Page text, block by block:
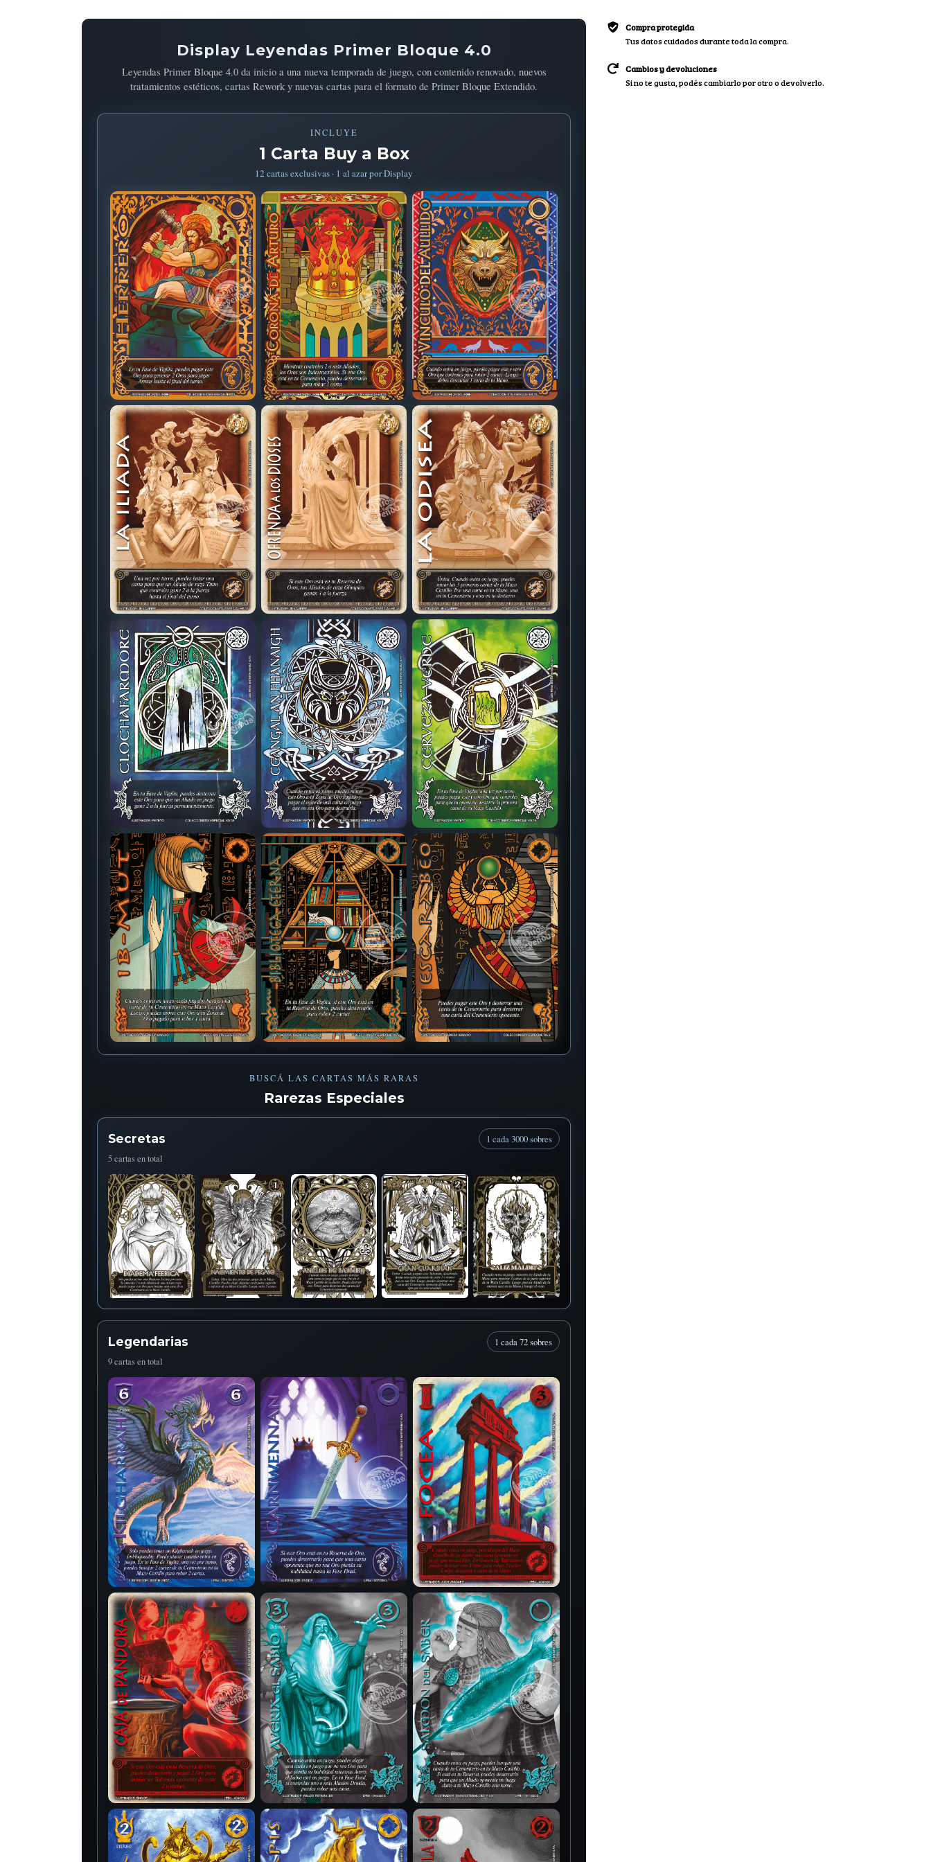
Display Leyendas Primer Bloque 4.0
Leyendas Primer Bloque 4.0 da inicio a una nueva temporada de juego, con contenido renovado, nuevos
tratamientos estéticos, cartas Rework y nuevas cartas para el formato de Primer Bloque Extendido.
INCLUYE
1 Carta Buy a Box
12 cartas exclusivas · 1 al azar por Display
BUSCÁ LAS CARTAS MÁS RARAS
Rarezas Especiales
Secretas 1 cada 3000 sobres
5 cartas en total
Legendarias 1 cada 72 sobres
9 cartas en total
Compra protegida
Tus datos cuidados durante toda la compra.
Cambios y devoluciones
Si no te gusta, podés cambiarlo por otro o devolverlo.